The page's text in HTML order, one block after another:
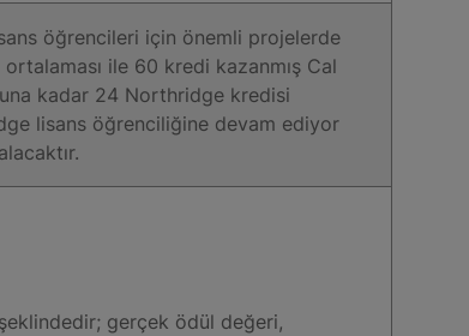
öğrencileri için önemli projelerde
ile 60 kredi kazanmış Cal
kadar 24 Northridge kredisi
lisans öğrenciliğine devam ediyor
gerçek ödül değeri,